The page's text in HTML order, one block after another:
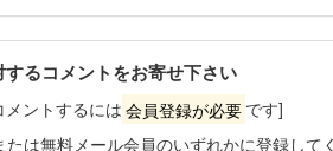
るコメントをお寄せ下さい
ントするには 会員登録が必要 です]
は無料メール会員のいずれかに登録して